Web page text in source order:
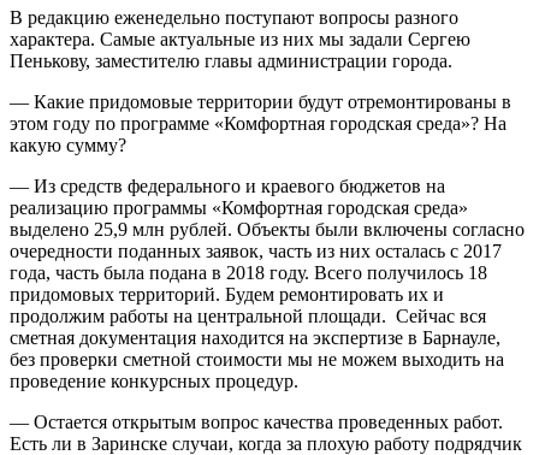
В редакцию еженедельно поступают вопросы разного
характера. Самые актуальные из них мы задали Сергею
Пенькову, заместителю главы администрации города.
— Какие придомовые территории будут отремонтированы в
этом году по программе «Комфортная городская среда»? На
какую сумму?
— Из средств федерального и краевого бюджетов на
реализацию программы «Комфортная городская среда»
выделено 25,9 млн рублей. Объекты были включены согласно
очередности поданных заявок, часть из них осталась с 2017
года, часть была подана в 2018 году. Всего получилось 18
придомовых территорий. Будем ремонтировать их и
продолжим работы на центральной площади. Сейчас вся
сметная документация находится на экспертизе в Барнауле,
без проверки сметной стоимости мы не можем выходить на
проведение конкурсных процедур.
— Остается открытым вопрос качества проведенных работ.
Есть ли в Заринске случаи, когда за плохую работу подрядчик